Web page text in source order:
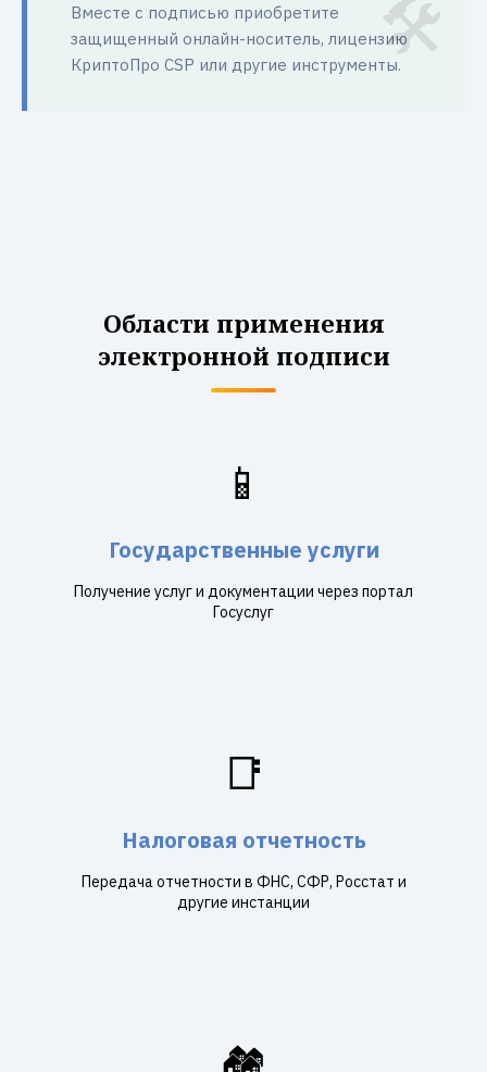
Вместе с подписью приобретите
защищенный онлайн-носитель, лицензию
КриптоПро CSP или другие инструменты.
Области применения
электронной подписи
📱
Государственные услуги
Получение услуг и документации через портал
Госуслуг
📑
Налоговая отчетность
Передача отчетности в ФНС, СФР, Росстат и
другие инстанции